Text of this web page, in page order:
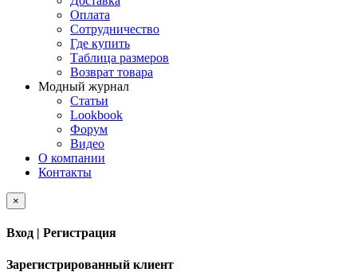
Оплата
Сотрудничество
Где купить
Таблица размеров
Возврат товара
Модный журнал
Статьи
Lookbook
Форум
Видео
О компании
Контакты
×
Вход | Регистрация
Зарегистрированный клиент